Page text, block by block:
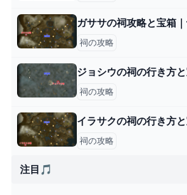
ガササの祠攻略と宝箱
祠の攻略
ジョシウの祠の行き方
祠の攻略
イラサクの祠の行き方
祠の攻略
注目🎵